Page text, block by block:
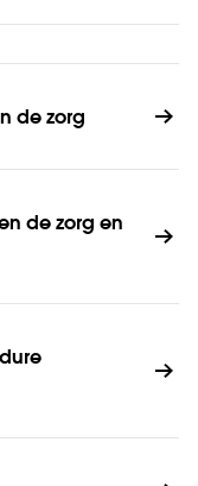
de zorg
de zorg en